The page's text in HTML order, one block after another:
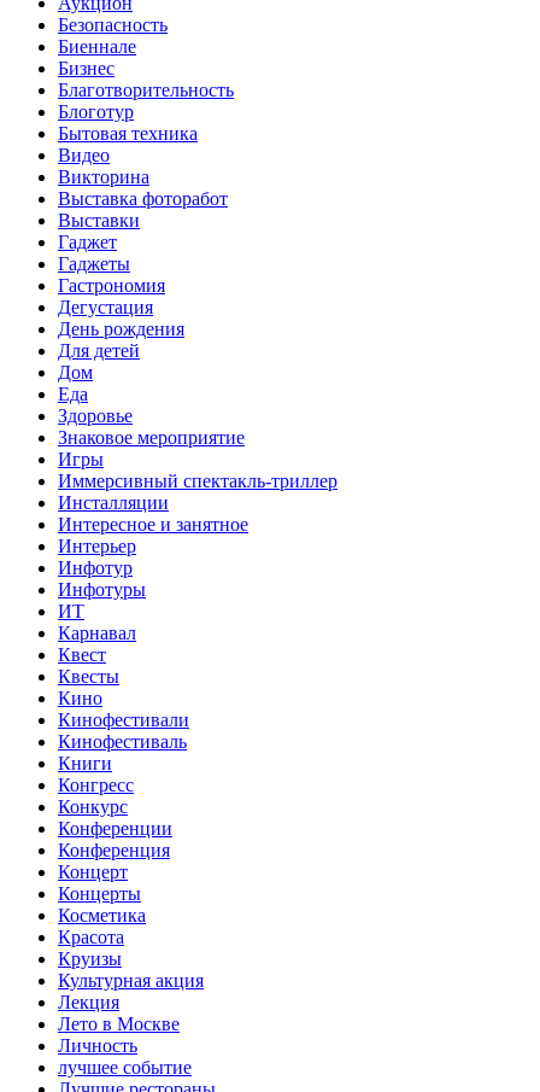
Безопасность
Биеннале
Бизнес
Благотворительность
Блоготур
Бытовая техника
Видео
Викторина
Выставка фоторабот
Выставки
Гаджет
Гаджеты
Гастрономия
Дегустация
День рождения
Для детей
Дом
Еда
Здоровье
Знаковое мероприятие
Игры
Иммерсивный спектакль-триллер
Инсталляции
Интересное и занятное
Интерьер
Инфотур
Инфотуры
ИТ
Карнавал
Квест
Квесты
Кино
Кинофестивали
Кинофестиваль
Книги
Конгресс
Конкурс
Конференции
Конференция
Концерт
Концерты
Косметика
Красота
Круизы
Культурная акция
Лекция
Лето в Москве
Личность
лучшее событие